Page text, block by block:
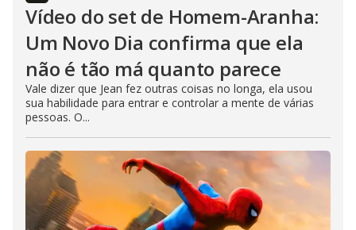
Vídeo do set de Homem-Aranha:
Um Novo Dia confirma que ela
não é tão má quanto parece
Vale dizer que Jean fez outras coisas no longa, ela usou
sua habilidade para entrar e controlar a mente de várias
pessoas. O...